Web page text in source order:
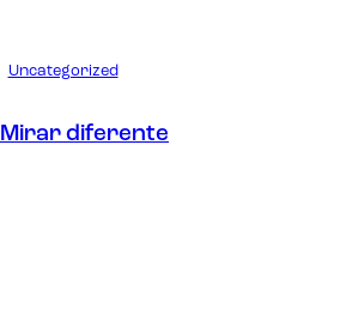
Uncategorized
Mirar diferente